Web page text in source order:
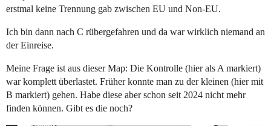
erstmal keine Trennung gab zwischen EU und Non-EU.
Ich bin dann nach C rübergefahren und da war wirklich niemand an
der Einreise.
Meine Frage ist aus dieser Map: Die Kontrolle (hier als A markiert)
war komplett überlastet. Früher konnte man zu der kleinen (hier mit
B markiert) gehen. Habe diese aber schon seit 2024 nicht mehr
finden können. Gibt es die noch?